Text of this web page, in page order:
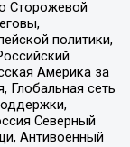
Сторожевой
политики,
Америка за
Глобальная сеть
Северный
Антивоенный